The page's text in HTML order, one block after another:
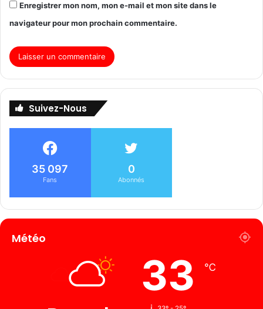
Enregistrer mon nom, mon e-mail et mon site dans le
navigateur pour mon prochain commentaire.
Suivez-Nous
35 097
Fans
0
Abonnés
Météo
33 ℃